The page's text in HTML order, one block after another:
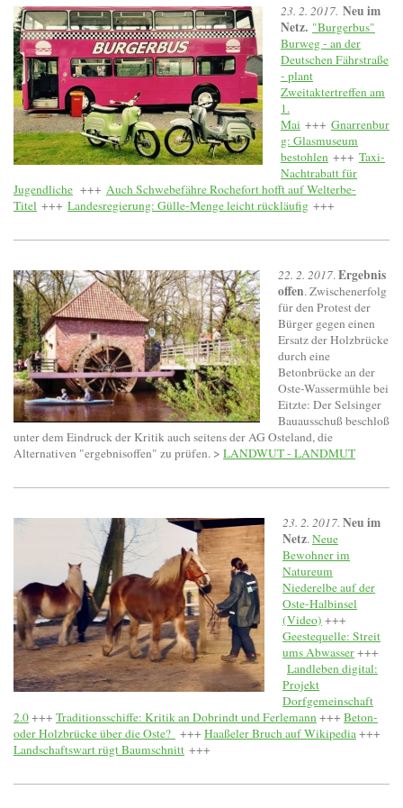
23. 2. 2017. Neu im
Netz. "Burgerbus"
Burweg - an der
Deutschen Fährstraße
- plant
Zweitaktertreffen am
1.
Mai +++ Gnarrenbur
g: Glasmuseum
bestohlen +++ Taxi-
Nachtrabatt für
Jugendliche +++ Auch Schwebefähre Rochefort hofft auf Welterbe-
Titel +++ Landesregierung: Gülle-Menge leicht rückläufig +++
22. 2. 2017.Ergebnis
offen. Zwischenerfolg
für den Protest der
Bürger gegen einen
Ersatz der Holzbrücke
durch eine
Betonbrücke an der
Oste-Wassermühle bei
Eitzte: Der Selsinger
Bauausschuß beschloß
unter dem Eindruck der Kritik auch seitens der AG Osteland, die
Alternativen "ergebnisoffen" zu prüfen. > LANDWUT - LANDMUT
23. 2. 2017. Neu im
Netz.Neue
Bewohner im
Natureum
Niederelbe auf der
Oste-Halbinsel
(Video) +++
Geestequelle: Streit
ums Abwasser+++
Landleben digital:
Projekt
Dorfgemeinschaft
2.0+++ Traditionsschiffe: Kritik an Dobrindt und Ferlemann+++ Beton-
oder Holzbrücke über die Oste? +++ Haaßeler Bruch auf Wikipedia+++
Landschaftswart rügt Baumschnitt +++